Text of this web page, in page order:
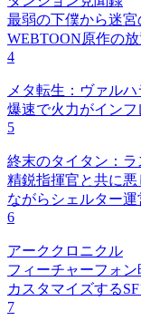
最弱の下僕から迷
WEBTOON原作の放
4
メタ転生：ヴァル
爆速で火力がインフ
5
終末のタイタン：ラ
精鋭指揮官と共に
ながらシェルター運
6
アーククロニクル
フィーチャーフォ
カスタマイズする
7